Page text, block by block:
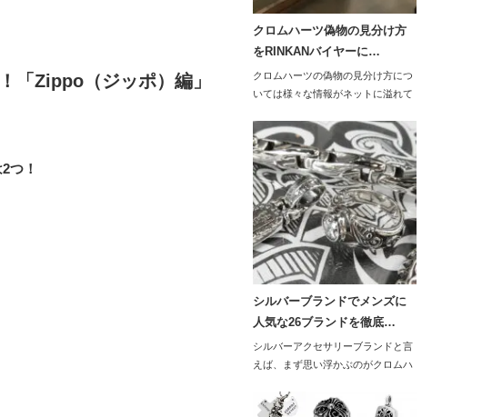
「Zippo（ジッポ）編」
つ！
クロムハーツ偽物の見分け方
をRINKANバイヤーに…
クロムハーツの偽物の見分け方につ
いては様々な情報がネットに溢れて
シルバーブランドでメンズに
人気な26ブランドを徹底…
シルバーアクセサリーブランドと言
えば、まず思い浮かぶのがクロムハ